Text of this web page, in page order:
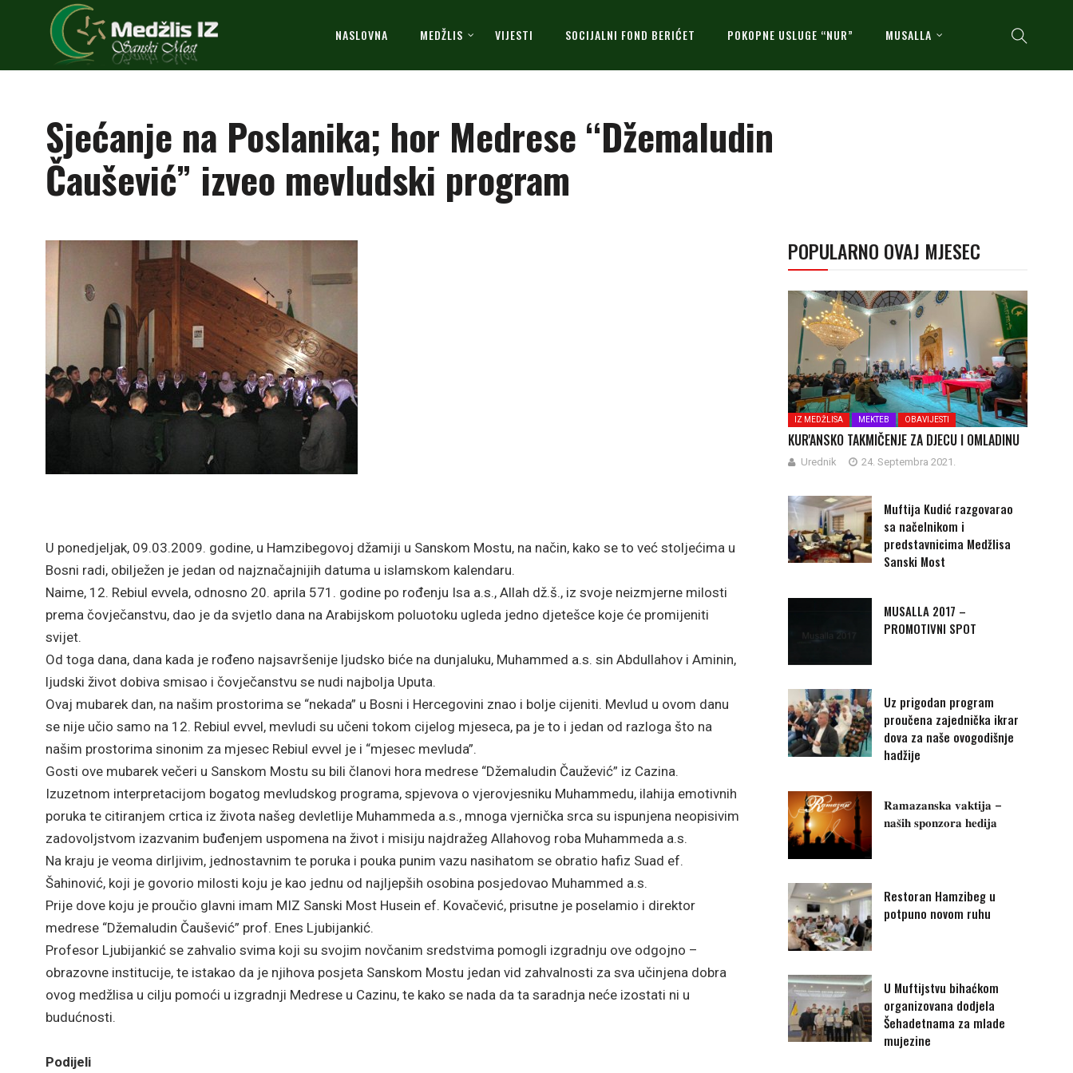
NASLOVNA MEDŽLIS VIJESTI SOCIJALNI FOND BERIĆET POKOPNE USLUGE “NUR” MUSALLA
Sjećanje na Poslanika; hor Medrese “Džemaludin
Čaušević” izveo mevludski program
U ponedjeljak, 09.03.2009. godine, u Hamzibegovoj džamiji u Sanskom Mostu, na način, kako se to već stoljećima u
Bosni radi, obilježen je jedan od najznačajnijih datuma u islamskom kalendaru.
Naime, 12. Rebiul evvela, odnosno 20. aprila 571. godine po rođenju Isa a.s., Allah dž.š., iz svoje neizmjerne milosti
prema čovječanstvu, dao je da svjetlo dana na Arabijskom poluotoku ugleda jedno djetešce koje će promijeniti
svijet.
Od toga dana, dana kada je rođeno najsavršenije ljudsko biće na dunjaluku, Muhammed a.s. sin Abdullahov i Aminin,
ljudski život dobiva smisao i čovječanstvu se nudi najbolja Uputa.
Ovaj mubarek dan, na našim prostorima se “nekada” u Bosni i Hercegovini znao i bolje cijeniti. Mevlud u ovom danu
se nije učio samo na 12. Rebiul evvel, mevludi su učeni tokom cijelog mjeseca, pa je to i jedan od razloga što na
našim prostorima sinonim za mjesec Rebiul evvel je i “mjesec mevluda”.
Gosti ove mubarek večeri u Sanskom Mostu su bili članovi hora medrese “Džemaludin Čaužević” iz Cazina.
Izuzetnom interpretacijom bogatog mevludskog programa, spjevova o vjerovjesniku Muhammedu, ilahija emotivnih
poruka te citiranjem crtica iz života našeg devletlije Muhammeda a.s., mnoga vjernička srca su ispunjena neopisivim
zadovoljstvom izazvanim buđenjem uspomena na život i misiju najdražeg Allahovog roba Muhammeda a.s.
Na kraju je veoma dirljivim, jednostavnim te poruka i pouka punim vazu nasihatom se obratio hafiz Suad ef.
Šahinović, koji je govorio milosti koju je kao jednu od najljepših osobina posjedovao Muhammed a.s.
Prije dove koju je proučio glavni imam MIZ Sanski Most Husein ef. Kovačević, prisutne je poselamio i direktor
medrese “Džemaludin Čaušević” prof. Enes Ljubijankić.
Profesor Ljubijankić se zahvalio svima koji su svojim novčanim sredstvima pomogli izgradnju ove odgojno –
obrazovne institucije, te istakao da je njihova posjeta Sanskom Mostu jedan vid zahvalnosti za sva učinjena dobra
ovog medžlisa u cilju pomoći u izgradnji Medrese u Cazinu, te kako se nada da ta saradnja neće izostati ni u
budućnosti.
Podijeli
POPULARNO OVAJ MJESEC
IZ MEDŽLISA MEKTEB OBAVIJESTI
KUR'ANSKO TAKMIČENJE ZA DJECU I OMLADINU
Urednik 24. Septembra 2021.
Muftija Kudić razgovarao
sa načelnikom i
predstavnicima Medžlisa
Sanski Most
MUSALLA 2017 –
PROMOTIVNI SPOT
Uz prigodan program
proučena zajednička ikrar
dova za naše ovogodišnje
hadžije
𝐑𝐚𝐦𝐚𝐳𝐚𝐧𝐬𝐤𝐚 𝐯𝐚𝐤𝐭𝐢𝐣𝐚 –
𝐧𝐚𝐬̌𝐢𝐡 𝐬𝐩𝐨𝐧𝐳𝐨𝐫𝐚 𝐡𝐞𝐝𝐢𝐣𝐚
Restoran Hamzibeg u
potpuno novom ruhu
U Muftijstvu bihaćkom
organizovana dodjela
Šehadetnama za mlade
mujezine